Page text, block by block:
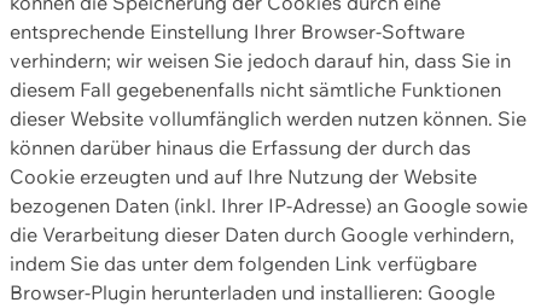
entsprechende Einstellung Ihrer Browser-Software
verhindern; wir weisen Sie jedoch darauf hin, dass Sie in
diesem Fall gegebenenfalls nicht sämtliche Funktionen
dieser Website vollumfänglich werden nutzen können. Sie
können darüber hinaus die Erfassung der durch das
Cookie erzeugten und auf Ihre Nutzung der Website
bezogenen Daten (inkl. Ihrer IP-Adresse) an Google sowie
die Verarbeitung dieser Daten durch Google verhindern,
indem Sie das unter dem folgenden Link verfügbare
Browser-Plugin herunterladen und installieren: Google